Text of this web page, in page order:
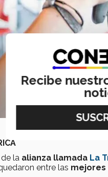
la alianza llamada La
entre las mejores
Recibe